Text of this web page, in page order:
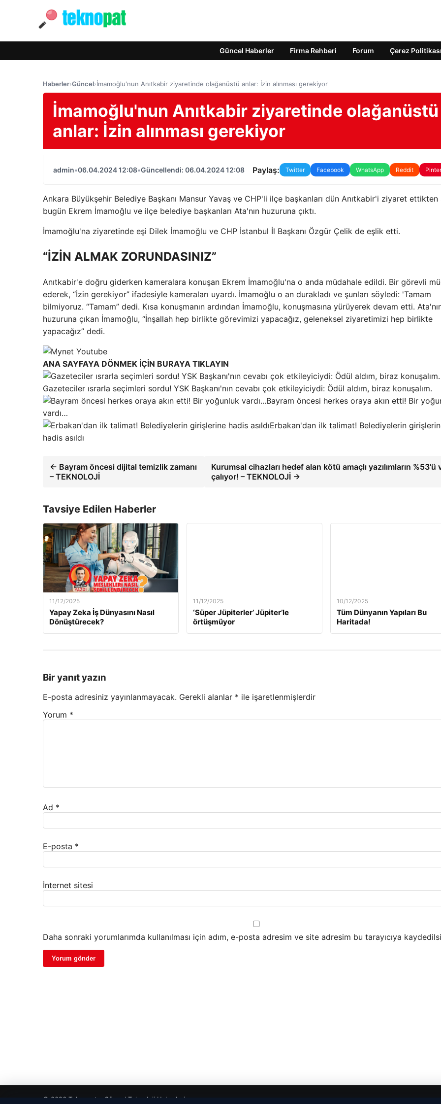
Güncel Haberler Firma Rehberi Forum Çerez Politikası
Haberler›Güncel›İmamoğlu'nun Anıtkabir ziyaretinde olağanüstü anlar: İzin alınması gerekiyor
İmamoğlu'nun Anıtkabir ziyaretinde olağanüstü
anlar: İzin alınması gerekiyor
admin•06.04.2024 12:08•Güncellendi: 06.04.2024 12:08 Paylaş: Twitter Facebook WhatsApp Reddit
Ankara Büyükşehir Belediye Başkanı Mansur Yavaş ve CHP'li ilçe başkanları dün Anıtkabir'i ziyaret ettikten
bugün Ekrem İmamoğlu ve ilçe belediye başkanları Ata'nın huzuruna çıktı.
İmamoğlu'na ziyaretinde eşi Dilek İmamoğlu ve CHP İstanbul İl Başkanı Özgür Çelik de eşlik etti.
“İZİN ALMAK ZORUNDASINIZ”
Anıtkabir'e doğru giderken kameralara konuşan Ekrem İmamoğlu'na o anda müdahale edildi. Bir görevli
ederek, “İzin gerekiyor” ifadesiyle kameraları uyardı. İmamoğlu o an durakladı ve şunları söyledi: 'Tamam
bilmiyoruz. “Tamam” dedi. Kısa konuşmanın ardından İmamoğlu, konuşmasına yürüyerek devam etti.
huzuruna çıkan İmamoğlu, “İnşallah hep birlikte görevimizi yapacağız, geleneksel ziyaretimizi hep birlikte
yapacağız” dedi.
ANA SAYFAYA DÖNMEK İÇİN BURAYA TIKLAYIN
Gazeteciler ısrarla seçimleri sordu! YSK Başkanı'nın cevabı çok etkileyiciydi: Ödül aldım, biraz konuşalım.
Bayram öncesi herkes oraya akın etti! Bir
vardı…
Erbakan'dan ilk talimat! Belediyelerin
hadis asıldı
← Bayram öncesi dijital temizlik zamanı
– TEKNOLOJİ
Kurumsal cihazları hedef alan kötü amaçlı yazılımların %53'ü
çalıyor! – TEKNOLOJİ →
Tavsiye Edilen Haberler
11/12/2025
Yapay Zeka İş Dünyasını Nasıl
Dönüştürecek?
11/12/2025
‘Süper Jüpiterler’ Jüpiter’le
örtüşmüyor
10/12/2025
Tüm Dünyanın Yapıları Bu
Haritada!
Bir yanıt yazın
E-posta adresiniz yayınlanmayacak. Gerekli alanlar * ile işaretlenmişlerdir
Yorum *
Ad *
E-posta *
İnternet sitesi
Daha sonraki yorumlarımda kullanılması için adım, e-posta adresim ve site adresim bu tarayıcıya
© 2026 Teknopat – Güncel Teknoloji Haberleri